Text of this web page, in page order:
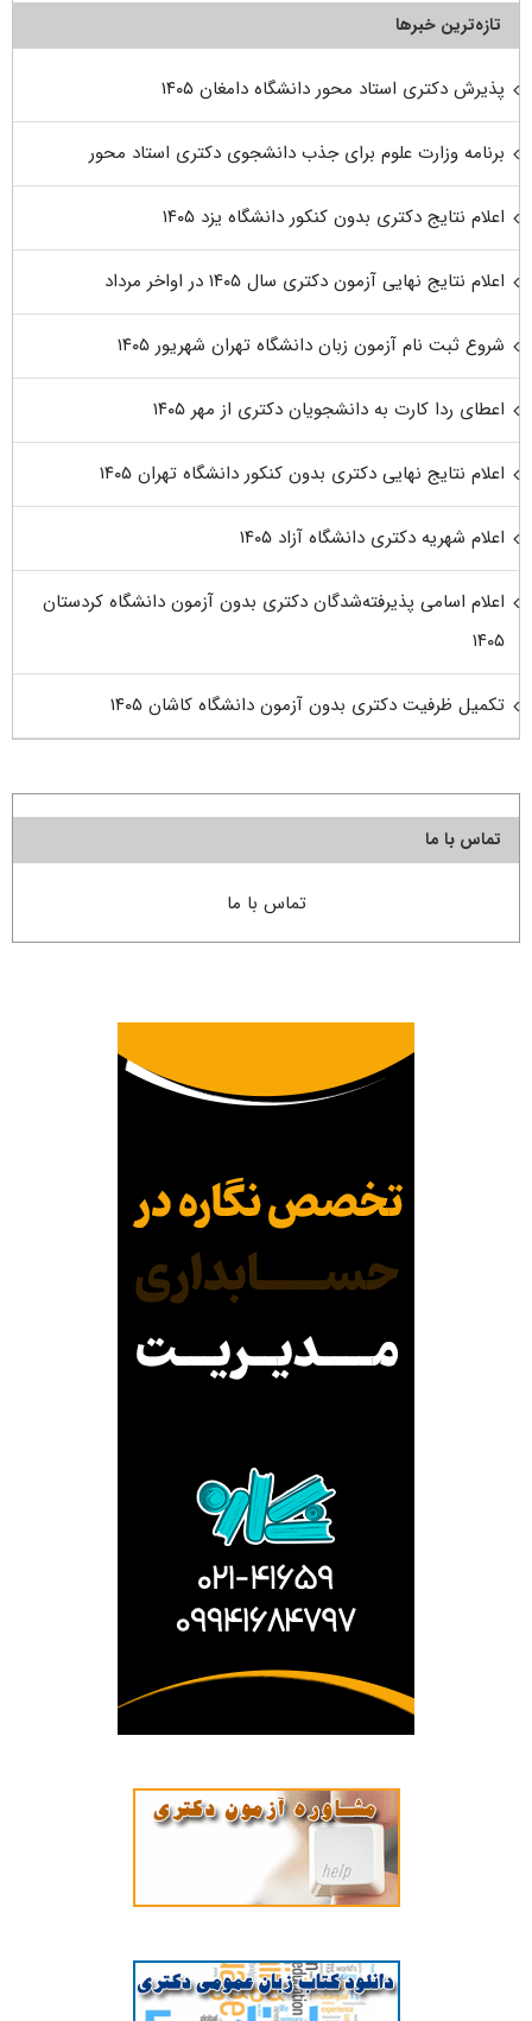
تازه‌ترین خبرها
پذیرش دکتری استاد محور دانشگاه دامغان ۱۴۰۵
برنامه وزارت علوم برای جذب دانشجوی دکتری استاد محور
اعلام نتایج دکتری بدون کنکور دانشگاه یزد ۱۴۰۵
اعلام نتایج نهایی آزمون دکتری سال ۱۴۰۵ در اواخر مرداد
شروع ثبت نام آزمون زبان دانشگاه تهران شهریور ۱۴۰۵
اعطای ردا کارت به دانشجویان دکتری از مهر ۱۴۰۵
اعلام نتایج نهایی دکتری بدون کنکور دانشگاه تهران ۱۴۰۵
اعلام شهریه دکتری دانشگاه آزاد ۱۴۰۵
اعلام اسامی پذیرفته‌شدگان دکتری بدون آزمون دانشگاه کردستان
۱۴۰۵
تکمیل ظرفیت دکتری بدون آزمون دانشگاه کاشان ۱۴۰۵
تماس با ما
تماس با ما